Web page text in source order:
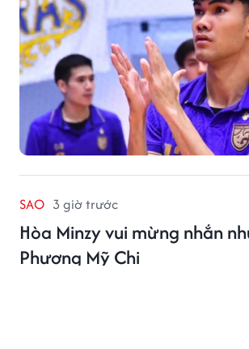
SAO 3 giờ trước
Hòa Minzy vui mừng nhắn
Phương Mỹ Chi